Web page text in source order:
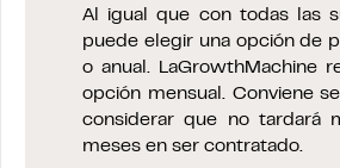
Al igual que con todas las
puede elegir una opción de
o anual. LaGrowthMachine
opción mensual. Conviene
considerar que no tardará
meses en ser contratado.